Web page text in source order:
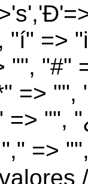
"í" =>
"", "#"
=>
=> "",
=>